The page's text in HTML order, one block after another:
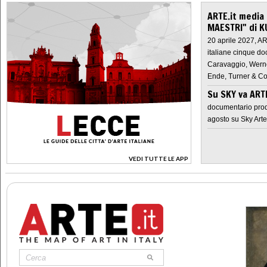
VEDI TUTTE LE APP
>
ARTE.it
MAESTRI" di
20 aprile 2027,
italiane cinque
Caravaggio,
Ende, Turner &
Su SKY va
documentario
agosto su Sky Arte